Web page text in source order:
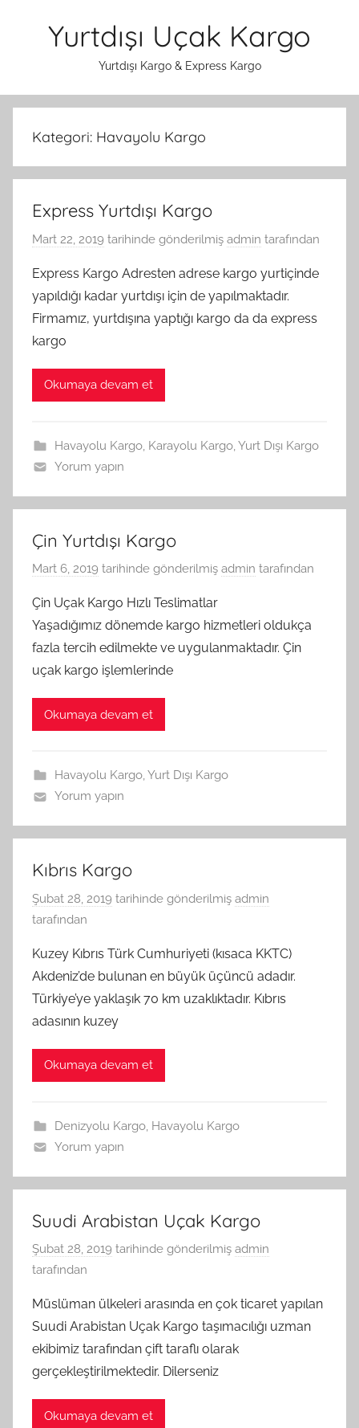
Yurtdışı Uçak Kargo
Yurtdışı Kargo & Express Kargo
Kategori: Havayolu Kargo
Express Yurtdışı Kargo
Mart 22, 2019 tarihinde gönderilmiş admin tarafından
Express Kargo Adresten adrese kargo yurtiçinde
yapıldığı kadar yurtdışı için de yapılmaktadır.
Firmamız, yurtdışına yaptığı kargo da da express
kargo
Okumaya devam et
Havayolu Kargo, Karayolu Kargo, Yurt Dışı Kargo
Yorum yapın
Çin Yurtdışı Kargo
Mart 6, 2019 tarihinde gönderilmiş admin tarafından
Çin Uçak Kargo Hızlı Teslimatlar
Yaşadığımız dönemde kargo hizmetleri oldukça
fazla tercih edilmekte ve uygulanmaktadır. Çin
uçak kargo işlemlerinde
Okumaya devam et
Havayolu Kargo,Yurt Dışı Kargo
Yorum yapın
Kıbrıs Kargo
Şubat 28, 2019 tarihinde gönderilmiş admin
tarafından
Kuzey Kıbrıs Türk Cumhuriyeti (kısaca KKTC)
Akdeniz’de bulunan en büyük üçüncü adadır.
Türkiye’ye yaklaşık 70 km uzaklıktadır. Kıbrıs
adasının kuzey
Okumaya devam et
Denizyolu Kargo, Havayolu Kargo
Yorum yapın
Suudi Arabistan Uçak Kargo
Şubat 28, 2019 tarihinde gönderilmiş admin
tarafından
Müslüman ülkeleri arasında en çok ticaret yapılan
Suudi Arabistan Uçak Kargo taşımacılığı uzman
ekibimiz tarafından çift taraflı olarak
gerçekleştirilmektedir. Dilerseniz
Okumaya devam et